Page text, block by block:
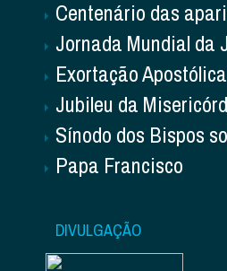
Centenário das
Jornada Mundial da
Exortação
Jubileu da
Sínodo dos Bispos
Papa Francisco
DIVULGAÇÃO